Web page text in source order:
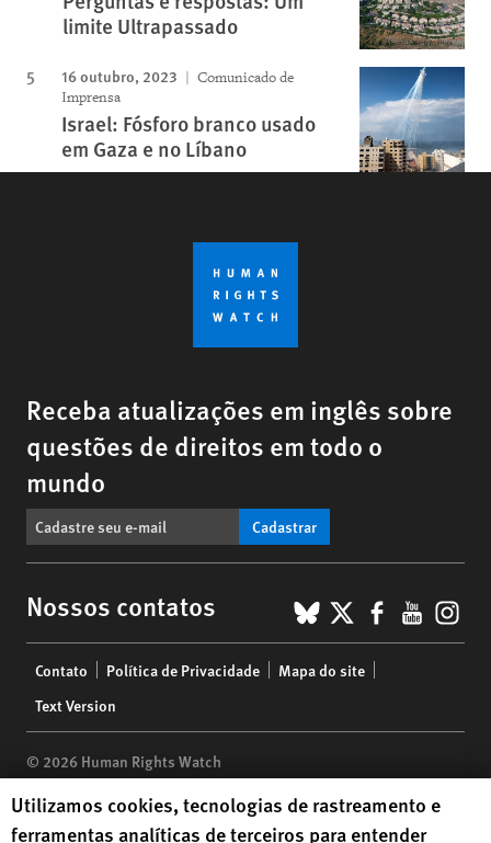
limite Ultrapassado
16 outubro, 2023
Comunicado de
Imprensa
Israel: Fósforo branco usado
em Gaza e no Líbano
Receba atualizações em inglês sobre
questões de direitos em todo o
mundo
Cadastrar
Nossos contatos BlueSky
X
menu
Contato Política de Privacidade
Mapa do site
Text Version
© 2026 Human Rights Watch
Human Rights Watch| 350 Fifth Avenue, 34th Floor | New York,
10118-3299USA|t1.212.290.4700
Human Rights Watch cookie preferences
Utilizamos cookies, tecnologias de rastreamento e
ferramentas analíticas de terceiros para entender